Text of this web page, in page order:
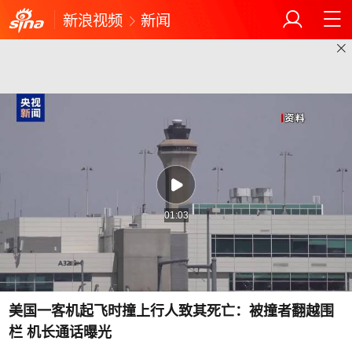
新浪视频 新闻
01:03
美国一客机起飞时撞上行人致其死亡：被撞者翻越围
栏 机长通话曝光